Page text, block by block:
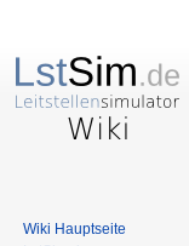
Wiki Hauptseite